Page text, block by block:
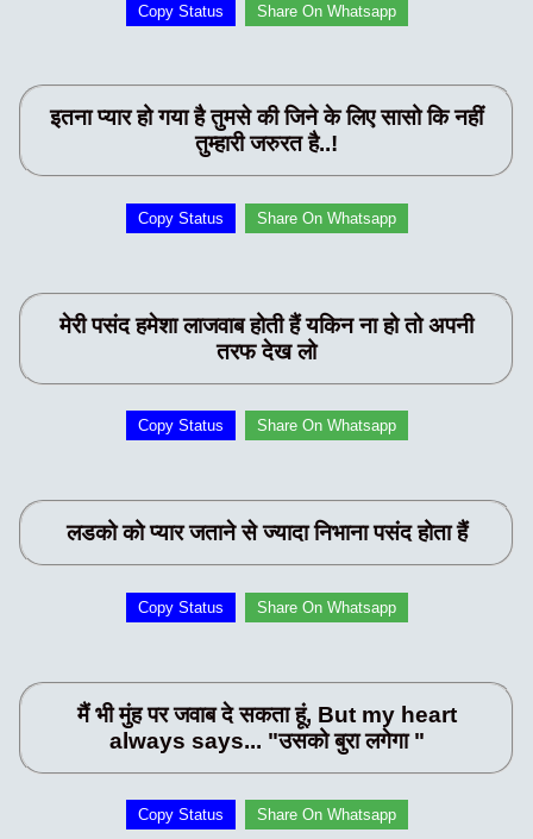
Copy Status Share On Whatsapp
इतना प्यार हो गया है तुमसे की जिने के लिए सासो कि नहीं
तुम्हारी जरुरत है..!
Copy Status Share On Whatsapp
मेरी पसंद हमेशा लाजवाब होती हैं यकिन ना हो तो अपनी
तरफ देख लो
Copy Status Share On Whatsapp
लडको को प्यार जताने से ज्यादा निभाना पसंद होता हैं
Copy Status Share On Whatsapp
मैं भी मुंह पर जवाब दे सकता हूं, But my heart
always says... "उसको बुरा लगेगा "
Copy Status Share On Whatsapp